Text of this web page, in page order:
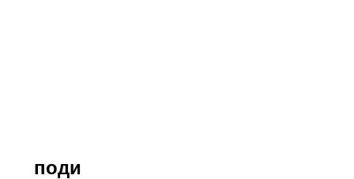
поди